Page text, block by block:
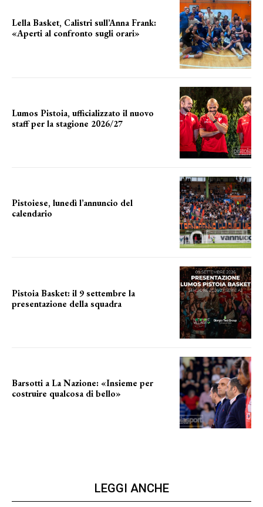
Lella Basket, Calistri sull’Anna Frank:
«Aperti al confronto sugli orari»
Lumos Pistoia, ufficializzato il nuovo
staff per la stagione 2026/27
Pistoiese, lunedì l’annuncio del
calendario
Pistoia Basket: il 9 settembre la
presentazione della squadra
Barsotti a La Nazione: «Insieme per
costruire qualcosa di bello»
LEGGI ANCHE